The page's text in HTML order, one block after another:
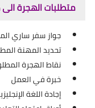
متطلبات الهجرة
جواز سفر ساري
تحديد المهنة
نقاط الهجرة
خبرة في العمل
إجادة اللغة